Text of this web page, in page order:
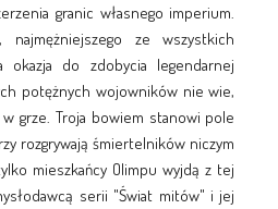
granic własnego imperium.
najmężniejszego ze wszystkich
do zdobycia legendarnej
potężnych wojowników nie wie,
grze. Troja bowiem stanowi pole
rozgrywają śmiertelników niczym
mieszkańcy Olimpu wyjdą z tej
serii "Świat mitów" i jej